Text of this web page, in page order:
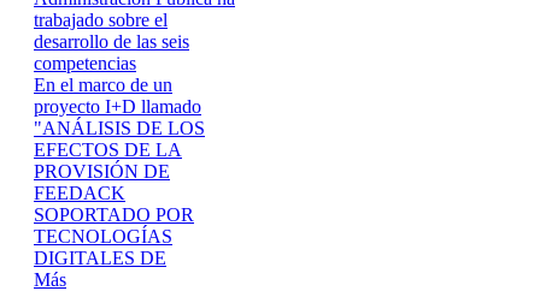
trabajado sobre el
desarrollo de las seis
competencias
En el marco de un
proyecto I+D llamado
"ANÁLISIS DE LOS
EFECTOS DE LA
PROVISIÓN DE
FEEDACK
SOPORTADO POR
TECNOLOGÍAS
DIGITALES DE
Más